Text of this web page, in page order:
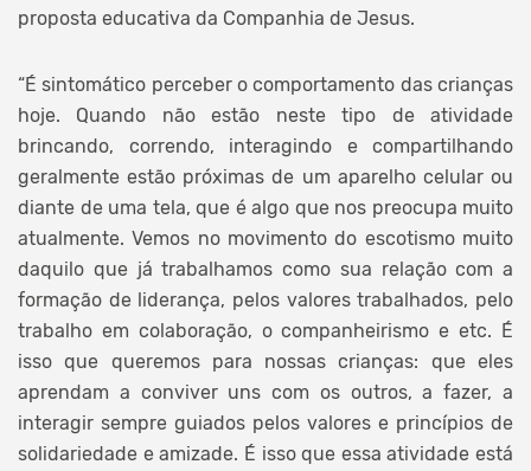
proposta educativa da Companhia de Jesus.
“É sintomático perceber o comportamento das crianças
hoje. Quando não estão neste tipo de atividade
brincando, correndo, interagindo e compartilhando
geralmente estão próximas de um aparelho celular ou
diante de uma tela, que é algo que nos preocupa muito
atualmente. Vemos no movimento do escotismo muito
daquilo que já trabalhamos como sua relação com a
formação de liderança, pelos valores trabalhados, pelo
trabalho em colaboração, o companheirismo e etc. É
isso que queremos para nossas crianças: que eles
aprendam a conviver uns com os outros, a fazer, a
interagir sempre guiados pelos valores e princípios de
solidariedade e amizade. É isso que essa atividade está